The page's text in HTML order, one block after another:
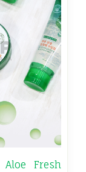
Aloe Fresh